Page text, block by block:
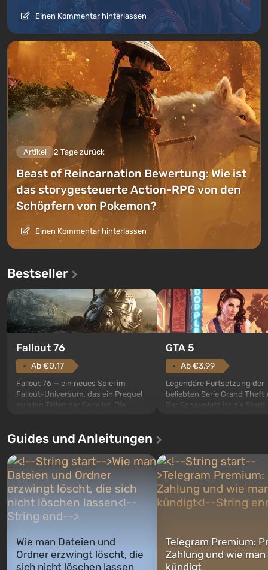
Einen Kommentar hinterlassen
Artikel 2 Tage zurück
Beast of Reincarnation Bewertung: Wie ist
das storygesteuerte Action-RPG von den
Schöpfern von Pokemon?
Einen Kommentar hinterlassen
Bestseller
Fallout 76
Ab €0.17
Fallout 76 — ein neues Spiel im
Fallout-Universum, das ein Prequel
zu allen Teilen der Serie ist. Die
sollte laut den Plänen der Vault-Tec-
nach dem Abwurf von Atombomben
auf Amerika geöffnet wird. De...
GTA 5
Ab €3.99
Legendäre Fortsetzung der
beliebten Serie Grand Theft
Der Schauplatz ist die Stadt
Michael, Trevor und Franklin,
zwischen denen Sie
wechse...
Guides und Anleitungen
Wie man Dateien und
Ordner erzwingt löscht, die
sich nicht löschen lassen
Telegram Premium:
Zahlung und wie man
kündigt